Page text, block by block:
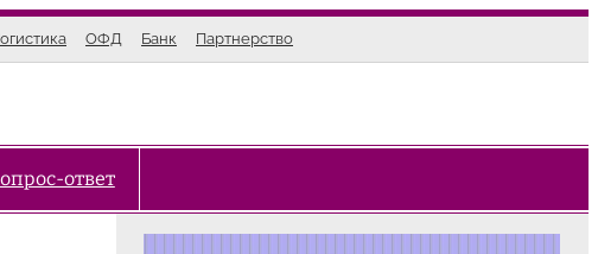
ОФД Банк Партнерство
ответ